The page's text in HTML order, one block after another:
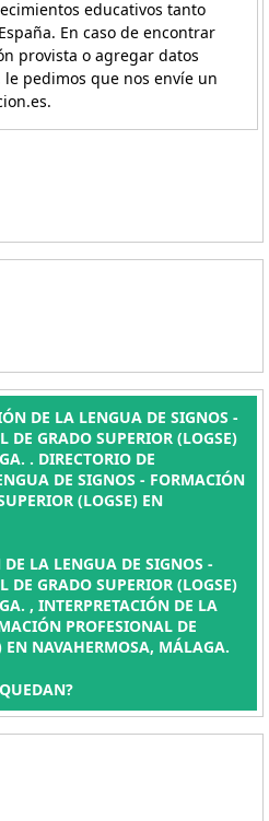
educativos tanto
En caso de encontrar
provista o agregar datos
pedimos que nos envíe un
DE LA LENGUA DE SIGNOS -
DE GRADO SUPERIOR (LOGSE)
. DIRECTORIO DE
DE SIGNOS - FORMACIÓN
(LOGSE) EN
LA LENGUA DE SIGNOS -
DE GRADO SUPERIOR (LOGSE)
, INTERPRETACIÓN DE LA
PROFESIONAL DE
EN NAVAHERMOSA, MÁLAGA.